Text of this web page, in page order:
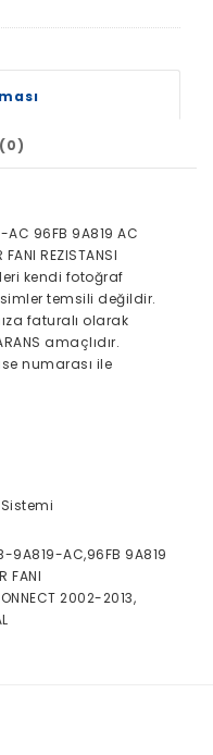
96FB 9A819 AC
REZISTANSI
kendi fotoğraf
temsili değildir.
faturalı olarak
amaçlıdır.
numarası ile
9A819-AC,96FB 9A819
FANI
2002-2013,